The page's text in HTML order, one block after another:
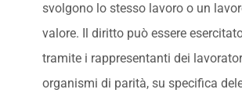
svolgono lo stesso lavoro o un
valore. Il diritto può essere
tramite i rappresentanti dei
organismi di parità, su specifica